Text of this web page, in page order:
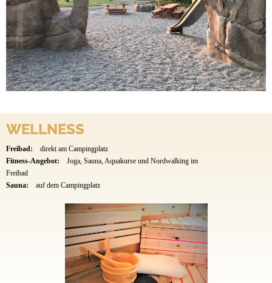
WELLNESS
Freibad:
direkt am Campingplatz
Fitness-Angebot:
Joga, Sauna, Aquakurse und Nordwalking im
Freibad
Sauna:
auf dem Campingplatz